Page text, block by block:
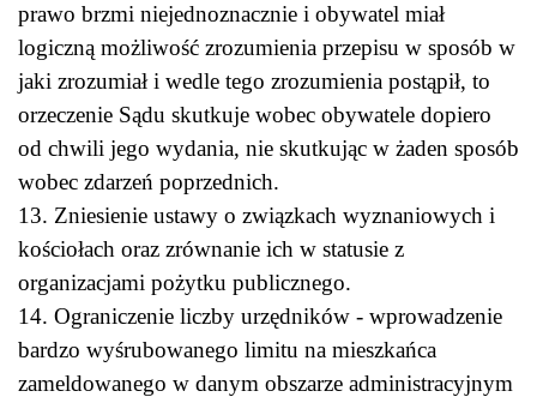
prawo brzmi niejednoznacznie i obywatel miał
logiczną możliwość zrozumienia przepisu w sposób w
jaki zrozumiał i wedle tego zrozumienia postąpił, to
orzeczenie Sądu skutkuje wobec obywatele dopiero
od chwili jego wydania, nie skutkując w żaden sposób
wobec zdarzeń poprzednich.
13. Zniesienie ustawy o związkach wyznaniowych i
kościołach oraz zrównanie ich w statusie z
organizacjami pożytku publicznego.
14. Ograniczenie liczby urzędników - wprowadzenie
bardzo wyśrubowanego limitu na mieszkańca
zameldowanego w danym obszarze administracyjnym